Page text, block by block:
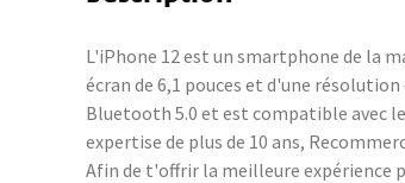
L'iPhone 12 est un smartphone de la
écran de 6,1 pouces et d'une
Bluetooth 5.0 et est compatible avec
expertise de plus de 10 ans,
Afin de t'offrir la meilleure expérience